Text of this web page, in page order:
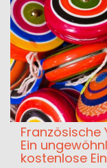
Ein
kostenlose